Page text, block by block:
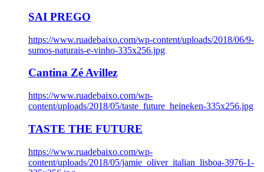
SAI PREGO
https://www.ruadebaixo.com/wp-content/uploads/2018/06/9-
sumos-naturais-e-vinho-335x256.jpg
Cantina Zé Avillez
https://www.ruadebaixo.com/wp-
content/uploads/2018/05/taste_future_heineken-335x256.jpg
TASTE THE FUTURE
https://www.ruadebaixo.com/wp-
content/uploads/2018/05/jamie_oliver_italian_lisboa-3976-1-